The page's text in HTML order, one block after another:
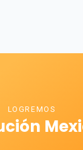
LOGREMOS